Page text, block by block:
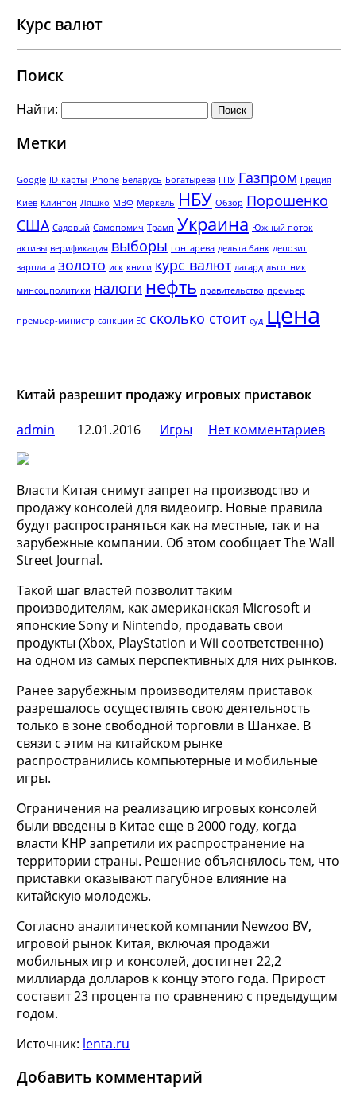
Курс валют
Поиск
Найти:
Метки
Google ID-карты iPhone Беларусь Богатырева ГПУ Газпром Греция
Киев Клинтон Ляшко МВФ Меркель НБУ Обзор Порошенко
США Садовый Самопомич Трамп Украина Южный поток
активы верификация выборы гонтарева дельта банк депозит
зарплата золото иск книги курс валют лагард льготник
минсоцполитики налоги нефть правительство премьер
премьер-министр санкции ЕС сколько стоит суд цена
Китай разрешит продажу игровых приставок
admin
12.01.2016 Игры Нет комментариев
Власти Китая снимут запрет на производство и
продажу консолей для видеоигр. Новые правила
будут распространяться как на местные, так и на
зарубежные компании. Об этом сообщает The Wall
Street Journal.
Такой шаг властей позволит таким
производителям, как американская Microsoft и
японские Sony и Nintendo, продавать свои
продукты (Xbox, PlayStation и Wii соответственно)
на одном из самых перспективных для них рынков.
Ранее зарубежным производителям приставок
разрешалось осуществлять свою деятельность
только в зоне свободной торговли в Шанхае. В
связи с этим на китайском рынке
распространились компьютерные и мобильные
игры.
Ограничения на реализацию игровых консолей
были введены в Китае еще в 2000 году, когда
власти КНР запретили их распространение на
территории страны. Решение объяснялось тем, что
приставки оказывают пагубное влияние на
китайскую молодежь.
Согласно аналитической компании Newzoo BV,
игровой рынок Китая, включая продажи
мобильных игр и консолей, достигнет 22,2
миллиарда долларов к концу этого года. Прирост
составит 23 процента по сравнению с предыдущим
годом.
Источник: lenta.ru
Добавить комментарий